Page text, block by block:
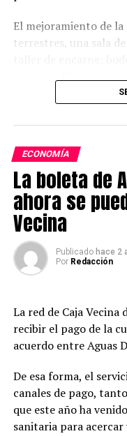
El mejoramiento de
terrestres, una sala
Mientras que para
pontón, una
ECONOMÍA
La boleta de
ahora se
Vecina
Publicado hace 2
Por Redacción
La red de Caja Vecina
recibir el pago de la
acuerdo entre Aguas
De esa forma, el
canales de pago,
que este año ha
sanitaria para